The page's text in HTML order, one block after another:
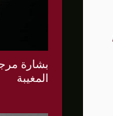
بشارة
المغيبة